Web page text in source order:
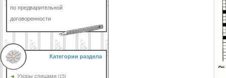
по предварительной
договоренности
Категории раздела
Узоры спицами [15]